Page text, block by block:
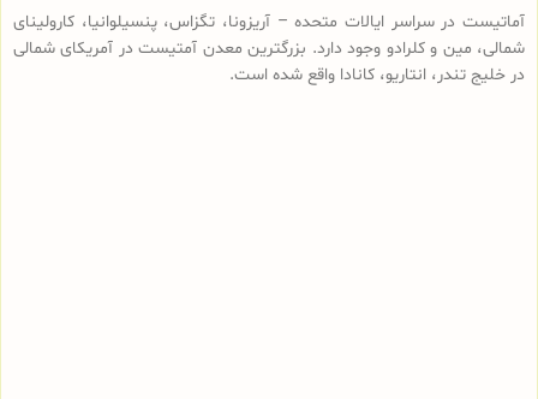
آماتیست در سراسر ایالات متحده – آریزونا، تگزاس، پنسیلوانیا، کارولینای
شمالی، مین و کلرادو وجود دارد. بزرگترین معدن آمتیست در آمریکای شمالی
در خلیج تندر، انتاریو، کانادا واقع شده است.